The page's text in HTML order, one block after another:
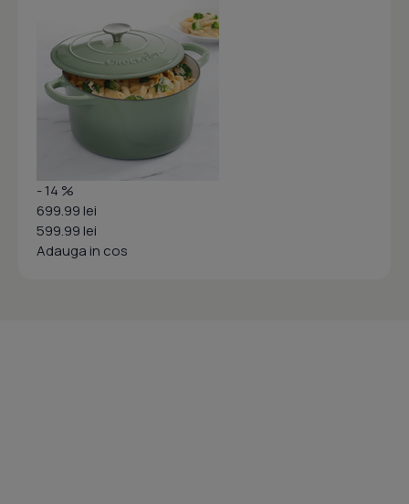
- 14 %
699.99 lei
599.99 lei
Adauga in cos